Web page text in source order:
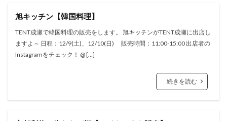
旭キッチン【韓国料理】
TENT成瀬で韓国料理の販売をします。 旭キッチンがTENT成瀬に出店し
ますよ～ 日程：12/9(土)、12/10(日) 販売時間：11:00-15:00 出店者の
Instagramをチェック！ @ […]
続きを読む